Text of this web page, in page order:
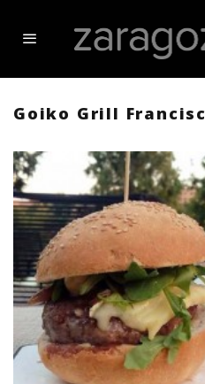
Goiko Grill